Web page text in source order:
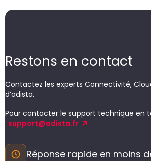
Restons en contact
Contactez les experts Connectivité,
d’adista.
Pour contacter le support technique en
: support@adista.fr
Réponse rapide en moins